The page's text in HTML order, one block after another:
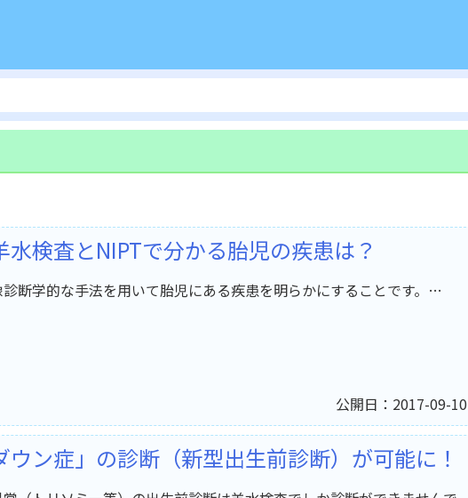
水検査とNIPTで分かる胎児の疾患は？
断学的な手法を用いて胎児にある疾患を明らかにすることです。…
公開日：2017-09-10
ウン症」の診断（新型出生前診断）が可能に！